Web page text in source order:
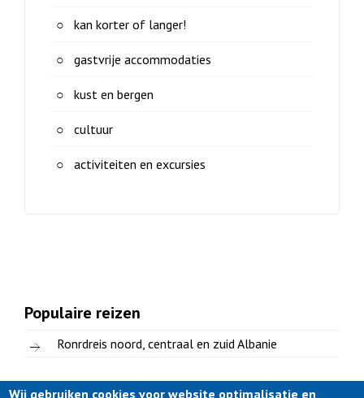
kan korter of langer!
gastvrije accommodaties
kust en bergen
cultuur
activiteiten en excursies
Populaire reizen
Ronrdreis noord, centraal en zuid Albanie
Wij gebruiken cookies voor website optimalisatie en